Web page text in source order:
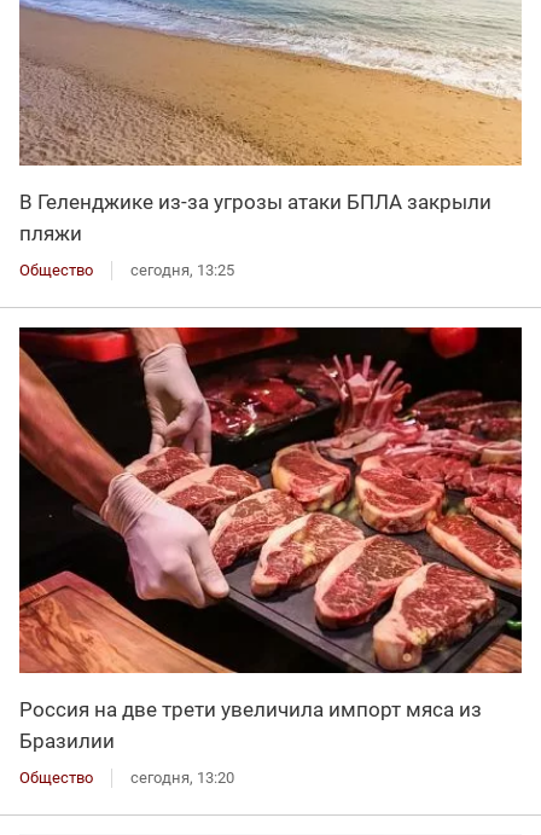
В Геленджике из-за угрозы атаки БПЛА закрыли
пляжи
Общество сегодня, 13:25
Россия на две трети увеличила импорт мяса из
Бразилии
Общество сегодня, 13:20